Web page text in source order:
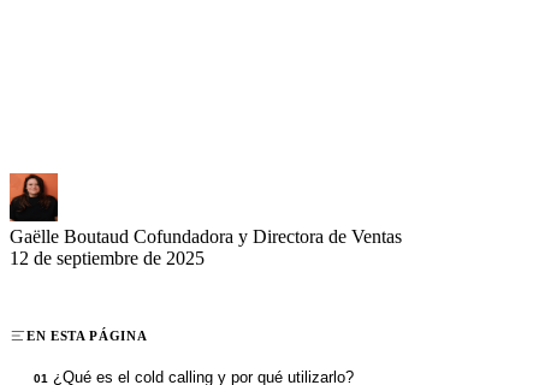
Gaëlle Boutaud Cofundadora y Directora de Ventas
12 de septiembre de 2025
EN ESTA PÁGINA
01 ¿Qué es el cold calling y por qué utilizarlo?